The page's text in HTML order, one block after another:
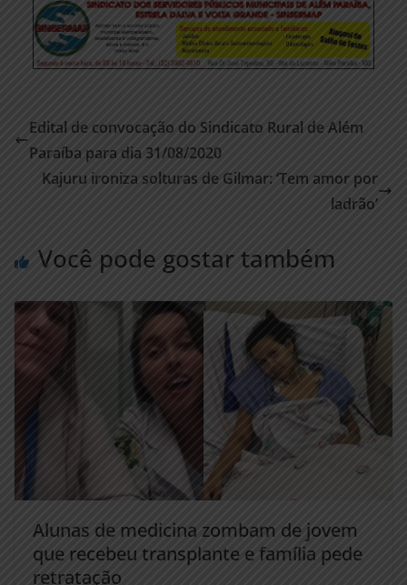
Edital de convocação do Sindicato Rural de Além
Paraíba para dia 31/08/2020
Kajuru ironiza solturas de Gilmar: ‘Tem amor por
ladrão’
Você pode gostar também
Alunas de medicina zombam de jovem
que recebeu transplante e família pede
retratação